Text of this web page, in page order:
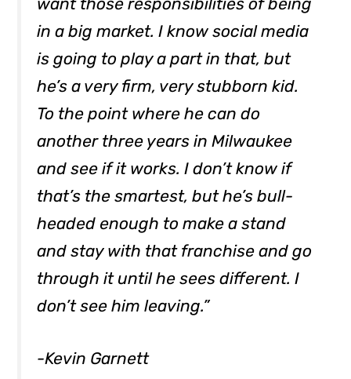
in a big market. I know social media
is going to play a part in that, but
he’s a very firm, very stubborn kid.
To the point where he can do
another three years in Milwaukee
and see if it works. I don’t know if
that’s the smartest, but he’s bull-
headed enough to make a stand
and stay with that franchise and go
through it until he sees different. I
don’t see him leaving.”
-Kevin Garnett